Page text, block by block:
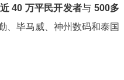
近 40 万平民开发者与 500多
、毕马威、神州数码和泰国